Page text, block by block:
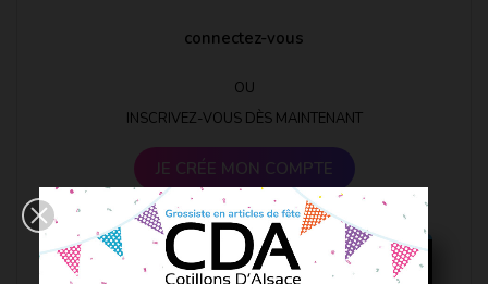
connectez-vous
OU
INSCRIVEZ-VOUS DÈS MAINTENANT
JE CRÉE MON COMPTE